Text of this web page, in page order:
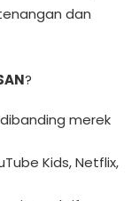
dan
?
merek
Kids, Netflix,